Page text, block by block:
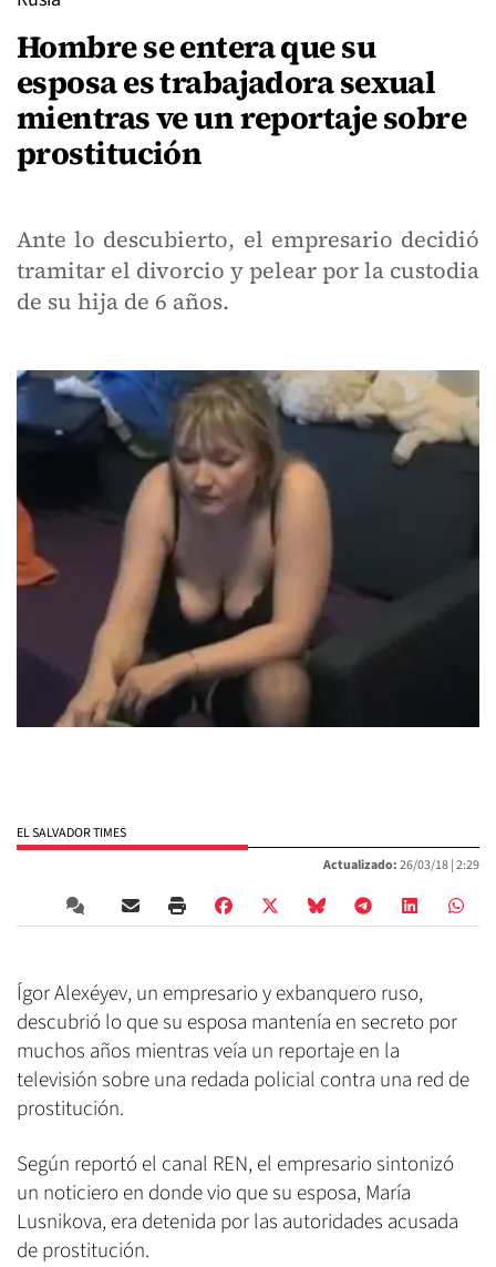
Hombre se entera que su
esposa es trabajadora sexual
mientras ve un reportaje sobre
prostitución
Ante lo descubierto, el empresario decidió
tramitar el divorcio y pelear por la custodia
de su hija de 6 años.
EL SALVADOR TIMES
Actualizado:26/03/18 |2:29
Ígor Alexéyev, un empresario y exbanquero ruso,
descubrió lo que su esposa mantenía en secreto por
muchos años mientras veía un reportaje en la
televisión sobre una redada policial contra una red de
prostitución.
Según reportó el canal REN, el empresario sintonizó
un noticiero en donde vio que su esposa, María
Lusnikova, era detenida por las autoridades acusada
de prostitución.